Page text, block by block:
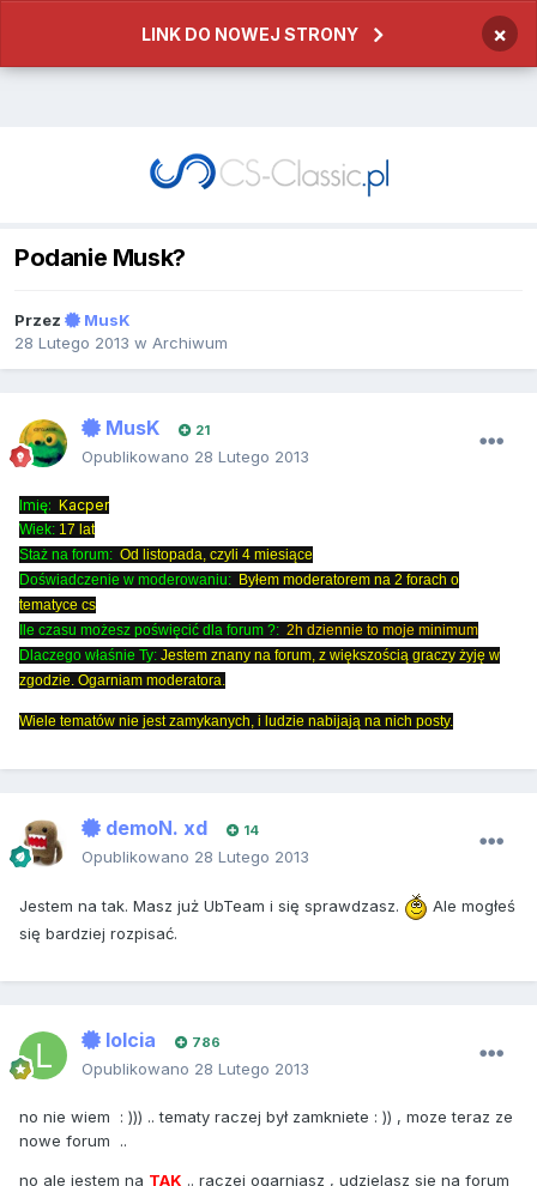
LINK DO NOWEJ STRONY ×
Podanie Musk?
Przez
MusK
28 Lutego 2013 w Archiwum
MusK 21
Opublikowano 28 Lutego 2013
Imię: Kacper
Wiek: 17 lat
Staż na forum: Od listopada, czyli 4 miesiące
Doświadczenie w moderowaniu: Byłem moderatorem na 2 forach o
tematyce cs
Ile czasu możesz poświęcić dla forum ?: 2h dziennie to moje minimum
Dlaczego właśnie Ty: Jestem znany na forum, z większością graczy żyję w
zgodzie. Ogarniam moderatora.
Wiele tematów nie jest zamykanych, i ludzie nabijają na nich posty.
demoN. xd 14
Opublikowano 28 Lutego 2013
Jestem na tak. Masz już UbTeam i się sprawdzasz.
Ale mogłeś
się bardziej rozpisać.
lolcia 786
Opublikowano 28 Lutego 2013
no nie wiem : ))) .. tematy raczej był zamkniete : )) , moze teraz ze
nowe forum ..
no ale jestem na TAK .. raczej ogarniasz , udzielasz sie na forum